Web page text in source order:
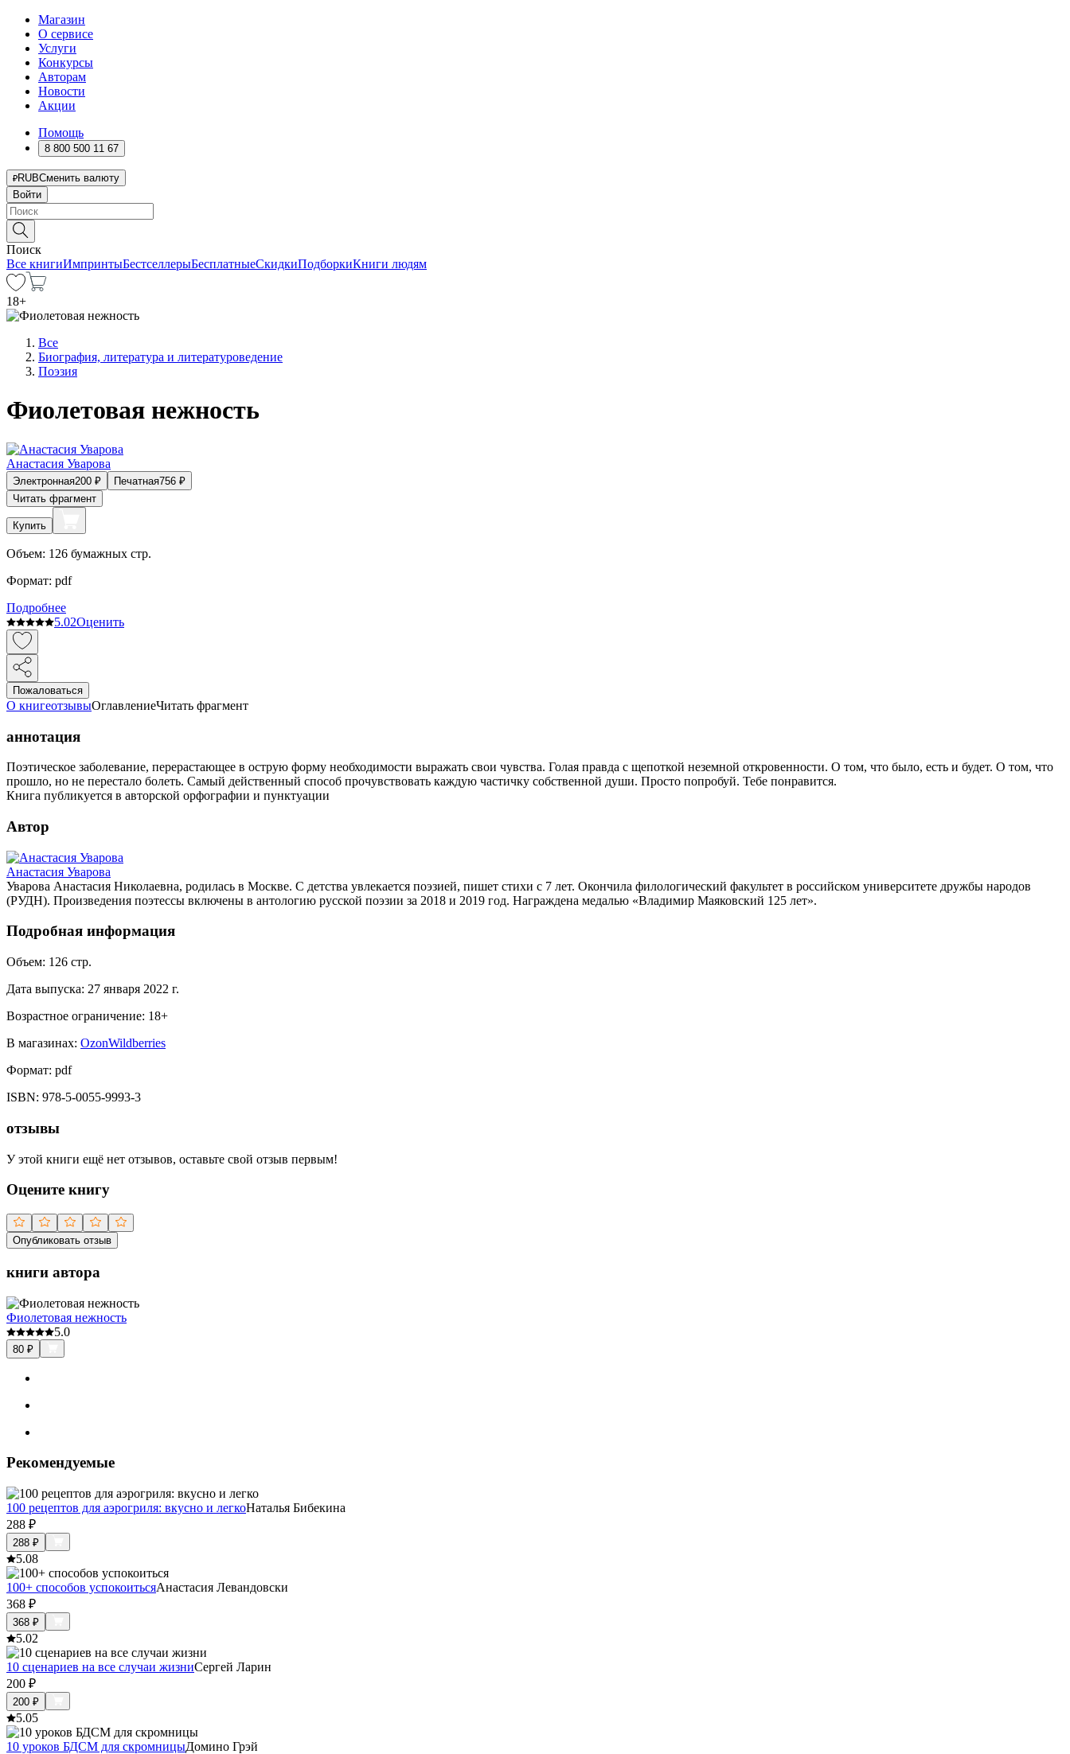
Магазин
О сервисе
Услуги
Конкурсы
Авторам
Новости
Акции
Помощь
8 800 500 11 67
RUBСменить валюту
Войти
Поиск
Все книгиИмпринтыБестселлерыБесплатныеСкидкиПодборкиКниги людям
18+
Все
Биография, литература и литературоведение
Поэзия
Фиолетовая нежность
Анастасия Уварова
Электронная200 ₽ Печатная756 ₽
Читать фрагмент
Купить
Объем: 126 бумажных стр.
Формат: pdf
Подробнее
5.02Оценить
Пожаловаться
О книгеотзывыОглавлениеЧитать фрагмент
аннотация
Поэтическое заболевание, перерастающее в острую форму необходимости выражать свои чувства. Голая правда с щепоткой неземной откровенности. О том, что было, есть и будет. О том, что
прошло, но не перестало болеть. Самый действенный способ прочувствовать каждую частичку собственной души. Просто попробуй. Тебе понравится.
Книга публикуется в авторской орфографии и пунктуации
Автор
Анастасия Уварова
Уварова Анастасия Николаевна, родилась в Москве. С детства увлекается поэзией, пишет стихи с 7 лет. Окончила филологический факультет в российском университете дружбы народов
(РУДН). Произведения поэтессы включены в антологию русской поэзии за 2018 и 2019 год. Награждена медалью «Владимир Маяковский 125 лет».
Подробная информация
Объем: 126 стр.
Дата выпуска: 27 января 2022 г.
Возрастное ограничение: 18+
В магазинах: OzonWildberries
Формат: pdf
ISBN: 978-5-0055-9993-3
отзывы
У этой книги ещё нет отзывов, оставьте свой отзыв первым!
Оцените книгу
Опубликовать отзыв
книги автора
Фиолетовая нежность
5.0
80 ₽
Рекомендуемые
100 рецептов для аэрогриля: вкусно и легкоНаталья Бибекина
288 ₽
288 ₽
5.08
100+ способов успокоитьсяАнастасия Левандовски
368 ₽
368 ₽
5.02
10 сценариев на все случаи жизниСергей Ларин
200 ₽
200 ₽
5.05
10 уроков БДСМ для скромницыДомино Грэй